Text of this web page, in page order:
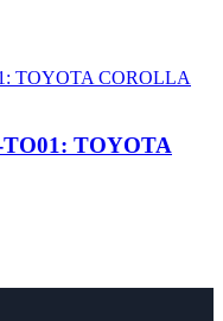
TOYOTA